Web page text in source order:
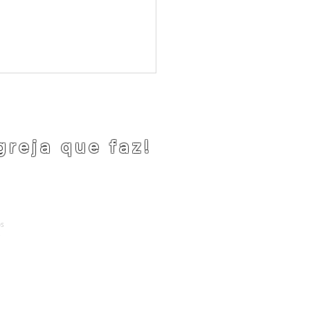
acolhimento e
que faz!